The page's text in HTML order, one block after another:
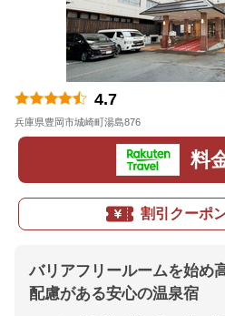
4.7
兵庫県豊岡市城崎町湯島876
料
割引クーポ
バリアフリールームを始め
配慮がある安心の温泉宿